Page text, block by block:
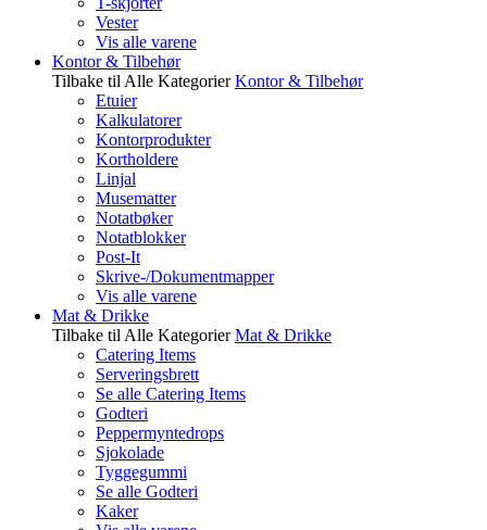
Vester
Vis alle varene
Kontor & Tilbehør
Tilbake til Alle Kategorier Kontor & Tilbehør
Etuier
Kalkulatorer
Kontorprodukter
Kortholdere
Linjal
Musematter
Notatbøker
Notatblokker
Post-It
Skrive-/Dokumentmapper
Vis alle varene
Mat & Drikke
Tilbake til Alle Kategorier Mat & Drikke
Catering Items
Serveringsbrett
Se alle Catering Items
Godteri
Peppermyntedrops
Sjokolade
Tyggegummi
Se alle Godteri
Kaker